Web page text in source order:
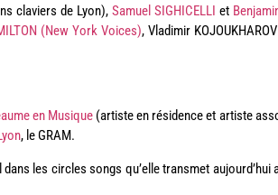
claviers de Lyon),Samuel SIGHICELLI et
(New York Voices), Vladimir
en Musique(artiste en résidence et artiste
, le GRAM.
les circles songs qu’elle transmet aujourd’hui